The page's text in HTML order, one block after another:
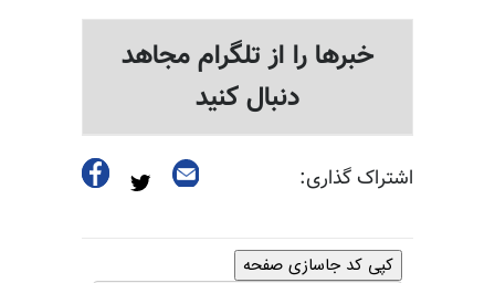
خبرها را از تلگرام مجاهد
دنبال کنید
اشتراک گذاری:
کپی کد جاسازی صفحه